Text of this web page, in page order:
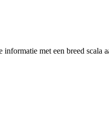
met een breed